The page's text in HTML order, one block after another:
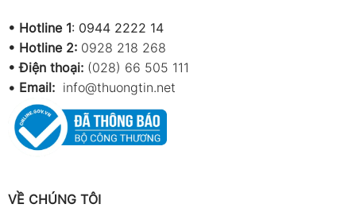
• Hotline 1: 0944 2222 14
• Hotline 2: 0928 218 268
• Điện thoại: (028) 66 505 111
• Email: info@thuongtin.net
VỀ CHÚNG TÔI